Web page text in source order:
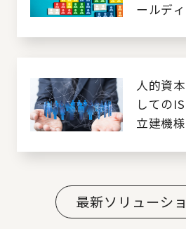
ールデ
人的資
しての
立建機
最新ソリューシ